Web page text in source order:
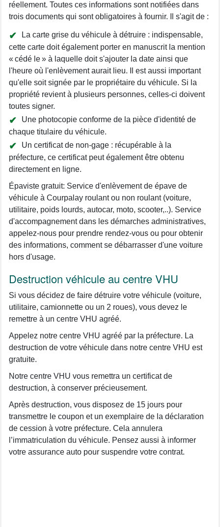
réellement. Toutes ces informations sont notifiées dans
trois documents qui sont obligatoires à fournir. Il s'agit de :
La carte grise du véhicule à détruire : indispensable,
cette carte doit également porter en manuscrit la mention
« cédé le » à laquelle doit s'ajouter la date ainsi que
l'heure où l'enlèvement aurait lieu. Il est aussi important
qu'elle soit signée par le propriétaire du véhicule. Si la
propriété revient à plusieurs personnes, celles-ci doivent
toutes signer.
Une photocopie conforme de la pièce d'identité de
chaque titulaire du véhicule.
Un certificat de non-gage : récupérable à la
préfecture, ce certificat peut également être obtenu
directement en ligne.
Épaviste gratuit: Service d'enlèvement de épave de
véhicule à Courpalay roulant ou non roulant (voiture,
utilitaire, poids lourds, autocar, moto, scooter,..). Service
d'accompagnement dans les démarches administratives,
appelez-nous pour prendre rendez-vous ou pour obtenir
des informations, comment se débarrasser d'une voiture
hors d'usage.
Destruction véhicule au centre VHU
Si vous décidez de faire détruire votre véhicule (voiture,
utilitaire, camionnette ou un 2 roues), vous devez le
remettre à un centre VHU agréé.
Appelez notre centre VHU agréé par la préfecture. La
destruction de votre véhicule dans notre centre VHU est
gratuite.
Notre centre VHU vous remettra un certificat de
destruction, à conserver précieusement.
Après destruction, vous disposez de 15 jours pour
transmettre le coupon et un exemplaire de la déclaration
de cession à votre préfecture. Cela annulera
l’immatriculation du véhicule. Pensez aussi à informer
votre assurance auto pour suspendre votre contrat.